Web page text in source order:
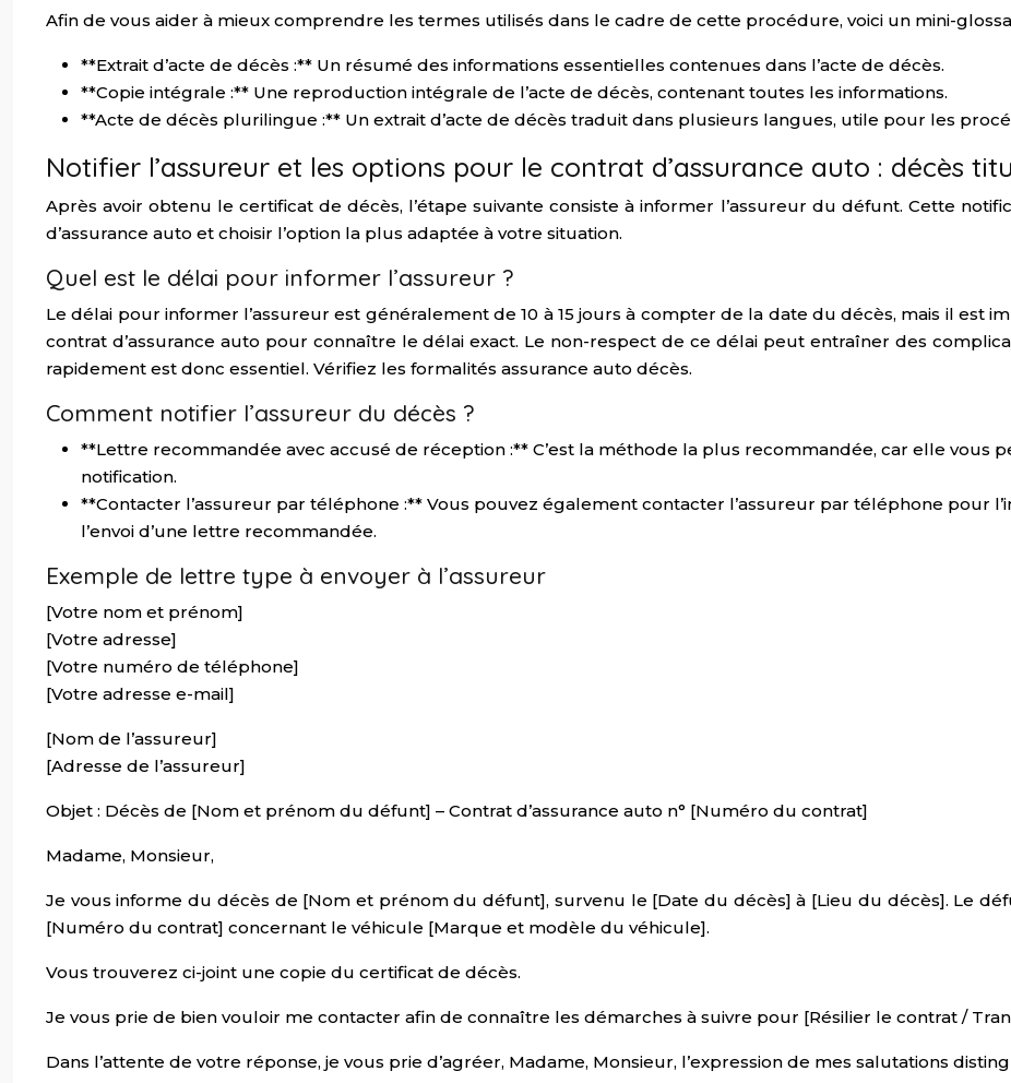
Afin de vous aider à mieux comprendre les termes utilisés dans le cadre de cette procédure, voici un mini-
**Extrait d’acte de décès :** Un résumé des informations essentielles contenues dans l’acte de décès.
**Copie intégrale :** Une reproduction intégrale de l’acte de décès, contenant toutes les informations.
**Acte de décès plurilingue :** Un extrait d’acte de décès traduit dans plusieurs langues, utile pour les
Notifier l’assureur et les options pour le contrat d’assurance auto : décès
Après avoir obtenu le certificat de décès, l’étape suivante consiste à informer l’assureur du défunt. Cette
d’assurance auto et choisir l’option la plus adaptée à votre situation.
Quel est le délai pour informer l’assureur ?
Le délai pour informer l’assureur est généralement de 10 à 15 jours à compter de la date du décès, mais il est
contrat d’assurance auto pour connaître le délai exact. Le non-respect de ce délai peut entraîner des
rapidement est donc essentiel. Vérifiez les formalités assurance auto décès.
Comment notifier l’assureur du décès ?
**Lettre recommandée avec accusé de réception :** C’est la méthode la plus recommandée, car elle vous
notification.
**Contacter l’assureur par téléphone :** Vous pouvez également contacter l’assureur par téléphone pour
l’envoi d’une lettre recommandée.
Exemple de lettre type à envoyer à l’assureur
[Votre nom et prénom]
[Votre adresse]
[Votre numéro de téléphone]
[Votre adresse e-mail]
[Nom de l’assureur]
[Adresse de l’assureur]
Objet : Décès de [Nom et prénom du défunt] – Contrat d’assurance auto n° [Numéro du contrat]
Madame, Monsieur,
Je vous informe du décès de [Nom et prénom du défunt], survenu le [Date du décès] à [Lieu du décès]. Le
[Numéro du contrat] concernant le véhicule [Marque et modèle du véhicule].
Vous trouverez ci-joint une copie du certificat de décès.
Je vous prie de bien vouloir me contacter afin de connaître les démarches à suivre pour [Résilier le contrat /
Dans l’attente de votre réponse, je vous prie d’agréer, Madame, Monsieur, l’expression de mes salutations